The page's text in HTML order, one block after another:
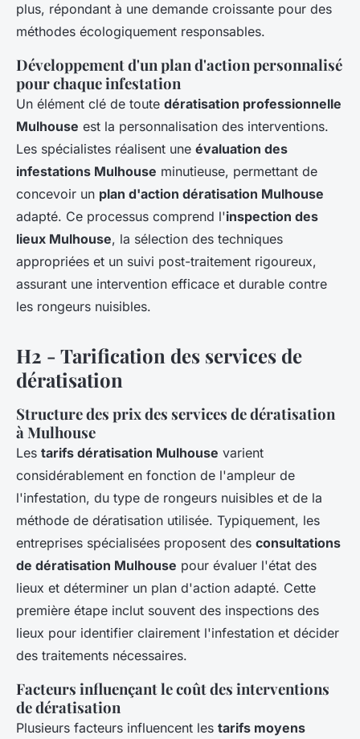
plus, répondant à une demande croissante pour des
méthodes écologiquement responsables.
Développement d'un plan d'action personnalisé
pour chaque infestation
Un élément clé de toute dératisation professionnelle
Mulhouse est la personnalisation des interventions.
Les spécialistes réalisent une évaluation des
infestations Mulhouse minutieuse, permettant de
concevoir un plan d'action dératisation Mulhouse
adapté. Ce processus comprend l'inspection des
lieux Mulhouse, la sélection des techniques
appropriées et un suivi post-traitement rigoureux,
assurant une intervention efficace et durable contre
les rongeurs nuisibles.
H2 - Tarification des services de
dératisation
Structure des prix des services de dératisation
à Mulhouse
Les tarifs dératisation Mulhouse varient
considérablement en fonction de l'ampleur de
l'infestation, du type de rongeurs nuisibles et de la
méthode de dératisation utilisée. Typiquement, les
entreprises spécialisées proposent des consultations
de dératisation Mulhouse pour évaluer l'état des
lieux et déterminer un plan d'action adapté. Cette
première étape inclut souvent des inspections des
lieux pour identifier clairement l'infestation et décider
des traitements nécessaires.
Facteurs influençant le coût des interventions
de dératisation
Plusieurs facteurs influencent les tarifs moyens